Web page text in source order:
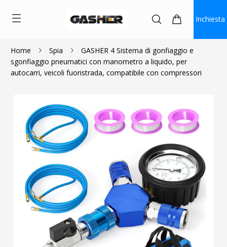
Inchiesta
Home Spia
GASHER 4 Sistema di gonfiaggio e
sgonfiaggio pneumatici con manometro a liquido, per
autocarri, veicoli fuoristrada, compatibile con compressori
$95.99